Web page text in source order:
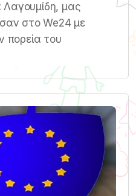
μας
στο We24 με
πορεία του